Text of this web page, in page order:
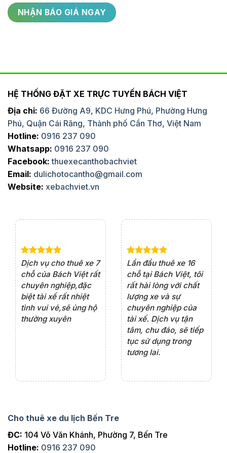
HỆ THỐNG ĐẶT XE TRỰC TUYẾN BÁCH VIỆT
Địa chỉ: 66 Đường A9, KDC Hưng Phú, Phường Hưng
Phú, Quận Cái Răng, Thành phố Cần Thơ, Việt Nam
Hotline: 0916 237 090
Whatsapp: 0916 237 090
Facebook: thuexecanthobachviet
Email: dulichotocantho@gmail.com
Website: xebachviet.vn
Dịch vụ cho thuê xe 7
chỗ của Bách Việt rất
chuyên nghiệp,đặc
biệt tài xế rất nhiệt
tình vui vẻ,sẽ ủng hộ
thường xuyên
Lần đầu thuê xe 16
chỗ tại Bách Việt, tôi
rất hài lòng với chất
lượng xe và sự
chuyên nghiệp của
tài xế. Dịch vụ tận
tâm, chu đáo, sẽ tiếp
tục sử dụng trong
tương lai.
Cho thuê xe du lịch Bến Tre
ĐC: 104 Võ Văn Khánh, Phường 7, Bến Tre
Hotline: 0916 237 090